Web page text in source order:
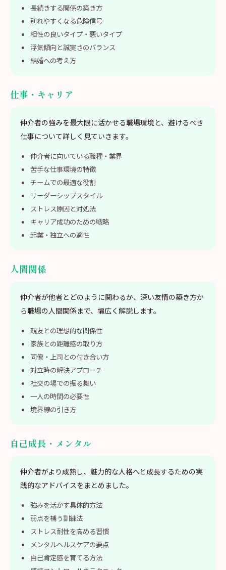
長続きする関係の築き方
別れやすくなる危険信号
相性の良いタイプ・悪いタイプ
浮気傾向と誠実さのバランス
結婚への考え方
仕事・キャリア
仲介者の強みを最大限に活かせる職場環境と、避けるべき
仕事について詳しく見ていきます。
仲介者に向いている職種・業界
苦手な仕事環境の特徴
チームでの最適な役割
リーダーシップスタイル
ストレス原因と対処法
キャリア成功のための戦略
起業・独立への適性
人間関係
仲介者が他者とどのように関わるか、深い友情の築き方か
ら職場の人間関係まで、幅広く解説します。
親友との理想的な関係性
家族との距離感の取り方
同僚・上司との付き合い方
対立時の解決アプローチ
社交の場での振る舞い
一人の時間の必要性
境界線の引き方
自己成長・メンタル
仲介者がより成熟し、魅力的な人格へと成長するための実
践的なアドバイスをまとめました。
強みを活かす具体的方法
弱点を補う訓練法
ストレス耐性を高める習慣
メンタルヘルスケアの要点
自己肯定感を育てる方法